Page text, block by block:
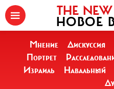
THE
НОВОЕ
Мнение Дискуссия
Портрет
Израиль
Навальный